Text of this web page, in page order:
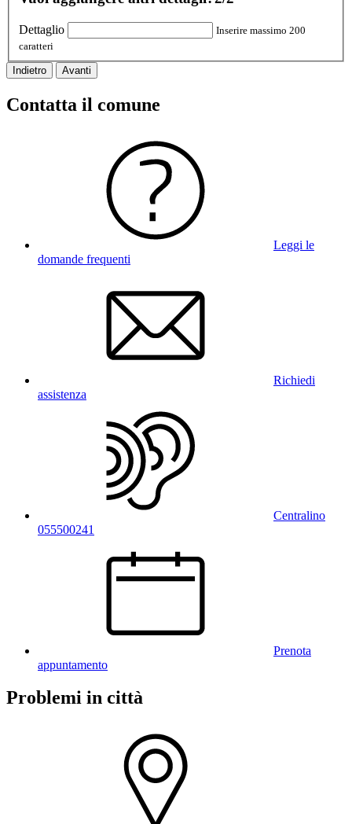
Dettaglio
Inserire massimo 200
caratteri
Indietro Avanti
Contatta il comune
Leggi le
domande frequenti
Richiedi
assistenza
Centralino
055500241
Prenota
appuntamento
Problemi in città